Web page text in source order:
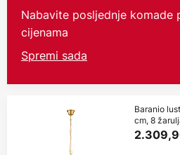
Nabavite posljednje komade
cijenama
Spremi sada
Baranio
cm, 8